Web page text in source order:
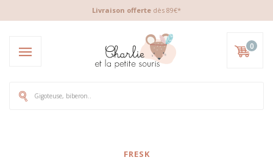
Livraison offerte dès 89€*
0
FRESK